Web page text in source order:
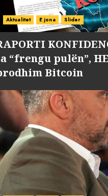
Aktualitet E jona Slider
“frengu pulën”,
Bitcoin